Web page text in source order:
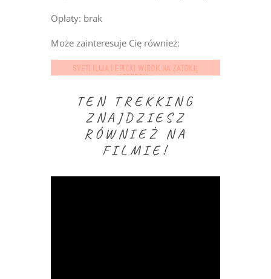
Opłaty: brak
Może zainteresuje Cię również:
SVETI ILIJA I EPICKI WIDOK NA ZATOKĘ
KOTORSKĄ
TEN TREKKING
ZNAJDZIESZ
RÓWNIEŻ NA
FILMIE!